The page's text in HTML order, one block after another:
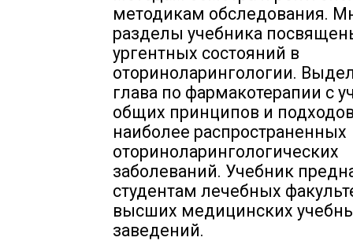
методикам обследования.
разделы учебника
ургентных состояний в
оториноларингологии.
глава по фармакотерапии с
общих принципов и
наиболее распространенных
оториноларингологических
заболеваний. Учебник
студентам лечебных
высших медицинских
заведений.